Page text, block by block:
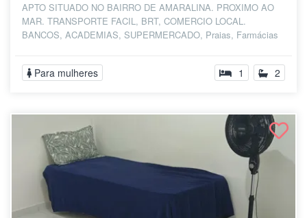
APTO SITUADO NO BAIRRO DE AMARALINA. PROXIMO AO
MAR. TRANSPORTE FACIL, BRT, COMERCIO LOCAL.
BANCOS, ACADEMIAS, SUPERMERCADO, Praias, Farmácias
Para mulheres 1 2